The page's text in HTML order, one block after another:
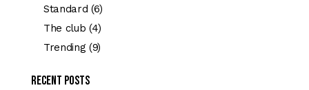
Standard (6)
The club (4)
Trending(9)
Recent Posts